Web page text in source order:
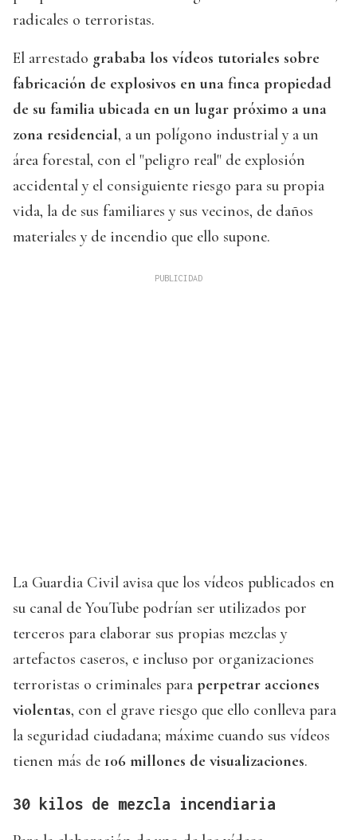
radicales o terroristas.
El arrestado grababa los vídeos tutoriales sobre
fabricación de explosivos en una finca propiedad
de su familia ubicada en un lugar próximo a una
zona residencial, a un polígono industrial y a un
área forestal, con el "peligro real" de explosión
accidental y el consiguiente riesgo para su propia
vida, la de sus familiares y sus vecinos, de daños
materiales y de incendio que ello supone.
La Guardia Civil avisa que los vídeos publicados en
su canal de YouTube podrían ser utilizados por
terceros para elaborar sus propias mezclas y
artefactos caseros, e incluso por organizaciones
terroristas o criminales para perpetrar acciones
violentas, con el grave riesgo que ello conlleva para
la seguridad ciudadana; máxime cuando sus vídeos
tienen más de 106 millones de visualizaciones.
30 kilos de mezcla incendiaria